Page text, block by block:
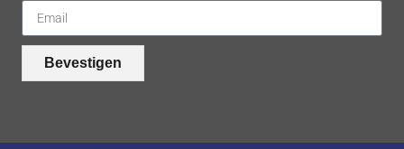
Bevestigen